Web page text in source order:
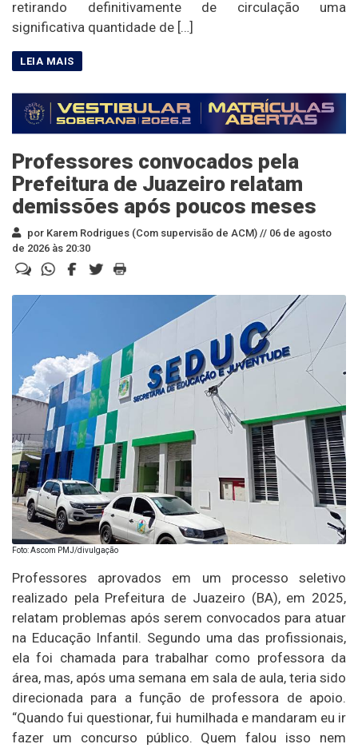
retirando definitivamente de circulação uma
significativa quantidade de […]
Professores convocados pela
Prefeitura de Juazeiro relatam
demissões após poucos meses
por Karem Rodrigues (Com supervisão de ACM) // 06 de agosto
de 2026 às 20:30
Foto: Ascom PMJ/divulgação
Professores aprovados em um processo seletivo
realizado pela Prefeitura de Juazeiro (BA), em 2025,
relatam problemas após serem convocados para atuar
na Educação Infantil. Segundo uma das profissionais,
ela foi chamada para trabalhar como professora da
área, mas, após uma semana em sala de aula, teria sido
direcionada para a função de professora de apoio.
“Quando fui questionar, fui humilhada e mandaram eu ir
fazer um concurso público. Quem falou isso nem